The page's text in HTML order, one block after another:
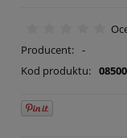
Producent: -
Kod produktu: